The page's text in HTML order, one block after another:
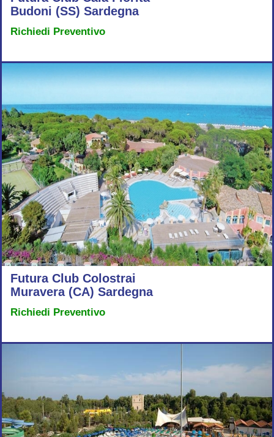
Budoni (SS) Sardegna
Richiedi Preventivo
Futura Club Colostrai
Muravera (CA) Sardegna
Richiedi Preventivo